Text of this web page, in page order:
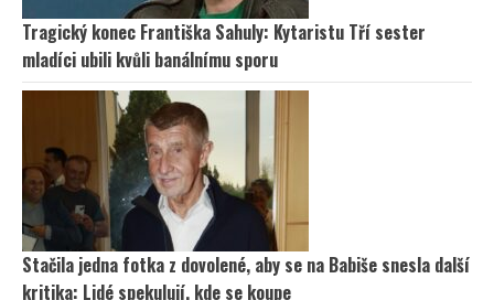
Tragický konec Františka Sahuly: Kytaristu Tří sester
mladíci ubili kvůli banálnímu sporu
Stačila jedna fotka z dovolené, aby se na Babiše snesla další
kritika: Lidé spekulují, kde se koupe